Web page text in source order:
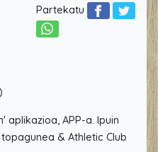
Partekatu
aplikazioa, APP-a. Ipuin
& Athletic Club